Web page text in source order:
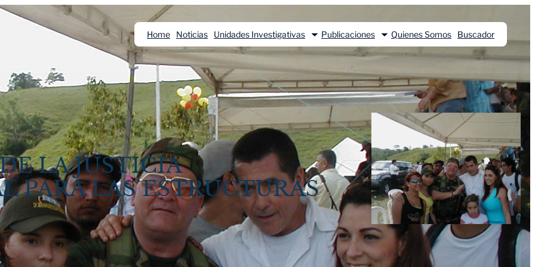
Home Noticias Unidades Investigativas Publicaciones Quienes Somos Buscador
LA JUSTICIA
PARA LAS ESTRUCTURAS